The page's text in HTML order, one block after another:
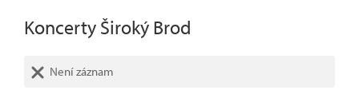
Koncerty Široký Brod
Není záznam